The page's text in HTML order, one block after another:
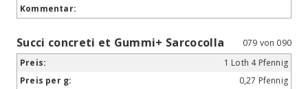
Succi concreti et Gummi+ Sarcocolla
079 von 090
1 Loth 4 Pfennig
0,27 Pfennig